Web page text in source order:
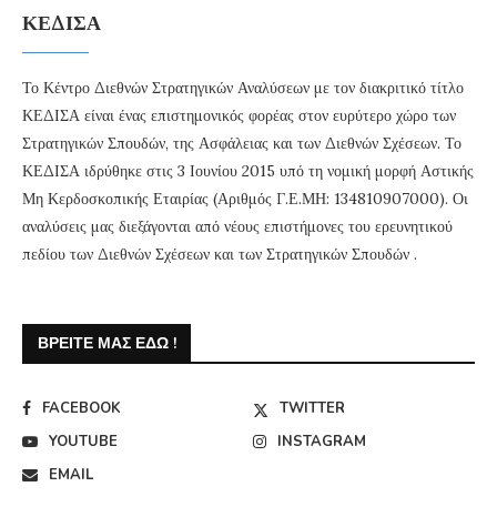
ΚΕΔΙΣΑ
Το Κέντρο Διεθνών Στρατηγικών Αναλύσεων με τον διακριτικό τίτλο
ΚΕΔΙΣΑ είναι ένας επιστημονικός φορέας στον ευρύτερο χώρο των
Στρατηγικών Σπουδών, της Ασφάλειας και των Διεθνών Σχέσεων. Το
ΚΕΔΙΣΑ ιδρύθηκε στις 3 Ιουνίου 2015 υπό τη νομική μορφή Αστικής
Μη Κερδοσκοπικής Εταιρίας (Αριθμός Γ.Ε.ΜΗ: 134810907000). Οι
αναλύσεις μας διεξάγονται από νέους επιστήμονες του ερευνητικού
πεδίου των Διεθνών Σχέσεων και των Στρατηγικών Σπουδών .
ΒΡΕΊΤΕ ΜΑΣ ΕΔΏ !
FACEBOOK
TWITTER
YOUTUBE
INSTAGRAM
EMAIL